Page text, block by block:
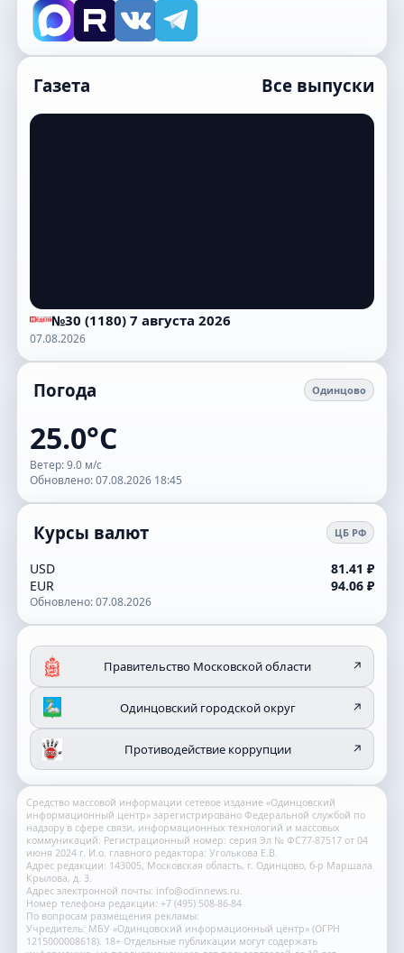
Газета Все выпуски
№30 (1180) 7 августа 2026
07.08.2026
Погода Одинцово
25.0°C
Ветер: 9.0 м/с
Обновлено: 07.08.2026 18:45
Курсы валют ЦБ РФ
USD
81.41 ₽
EUR
94.06 ₽
Обновлено: 07.08.2026
Правительство Московской области ↗
Одинцовский городской округ ↗
Противодействие коррупции ↗
Средство массовой информации сетевое издание «Одинцовский
информационный центр» зарегистрировано Федеральной службой по
надзору в сфере связи, информационных технологий и массовых
коммуникаций. Регистрационный номер: серия Эл № ФС77-87517 от 04
июня 2024 г. И.о. главного редактора: Уголькова Е.В.
Адрес редакции: 143005, Московская область, г. Одинцово, б-р Маршала
Крылова, д. 3.
Адрес электронной почты: info@odinnews.ru.
Номер телефона редакции: +7 (495) 508-86-84
По вопросам размещения рекламы:
Учредитель: МБУ «Одинцовский информационный центр» (ОГРН
1215000008618). 18+ Отдельные публикации могут содержать